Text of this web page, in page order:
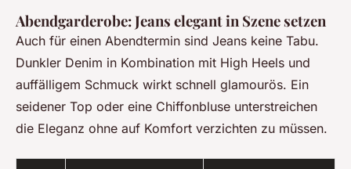
Abendgarderobe: Jeans elegant in Szene setzen
Auch für einen Abendtermin sind Jeans keine Tabu.
Dunkler Denim in Kombination mit High Heels und
auffälligem Schmuck wirkt schnell glamourös. Ein
seidener Top oder eine Chiffonbluse unterstreichen
die Eleganz ohne auf Komfort verzichten zu müssen.